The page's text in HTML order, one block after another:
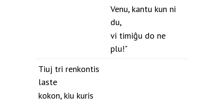
Venu, kantu kun ni
du,
vi timiĝu do ne
plu!"
Tiuj tri renkontis
laste
kokon, kiu kuris